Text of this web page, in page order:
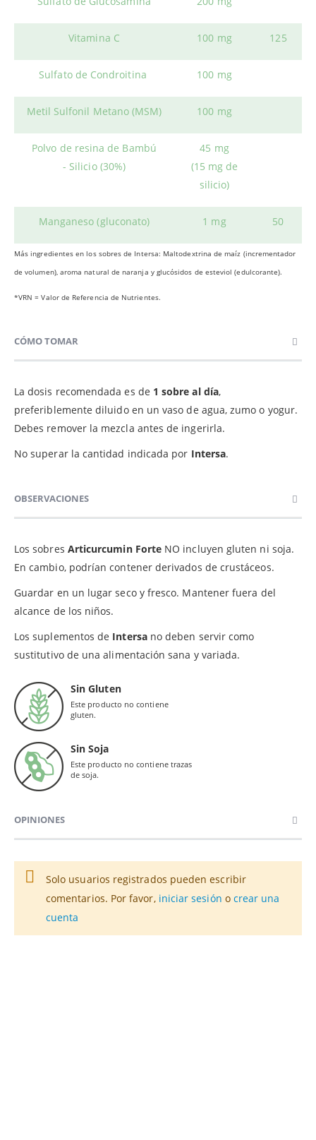
Vitamina C 100 mg 125
Sulfato de Condroitina 100 mg
Metil Sulfonil Metano (MSM) 100 mg
Polvo de resina de Bambú
- Silicio (30%)
45 mg
(15 mg de
silicio)
Manganeso (gluconato) 1 mg 50
Más ingredientes en los sobres de Intersa: Maltodextrina de maíz (incrementador
de volumen), aroma natural de naranja y glucósidos de esteviol (edulcorante).
*VRN = Valor de Referencia de Nutrientes.
CÓMO TOMAR
La dosis recomendada es de 1sobre al día,
preferiblemente diluido en un vaso de agua, zumo o yogur.
Debes remover la mezcla antes de ingerirla.
No superar la cantidad indicada por Intersa.
OBSERVACIONES
Los sobres Articurcumin Forte NO incluyen gluten ni soja.
En cambio, podrían contener derivados de crustáceos.
Guardar en un lugar seco y fresco. Mantener fuera del
alcance de los niños.
Los suplementos de Intersa no deben servir como
sustitutivo de una alimentación sana y variada.
Sin Gluten
Este producto no contiene
gluten.
Sin Soja
Este producto no contiene trazas
de soja.
OPINIONES
Solo usuarios registrados pueden escribir
comentarios. Por favor, iniciar sesión o crear una
cuenta